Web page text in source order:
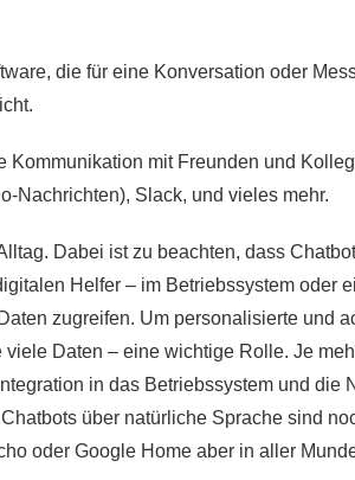
die für eine Konversation oder
mit Freunden und
Nachrichten), Slack, und vieles mehr.
Dabei ist zu beachten, dass
Helfer – im Betriebssystem oder
zugreifen. Um personalisierte und
Daten – eine wichtige Rolle. Je
in das Betriebssystem und die
über natürliche Sprache sind
oder Google Home aber in aller